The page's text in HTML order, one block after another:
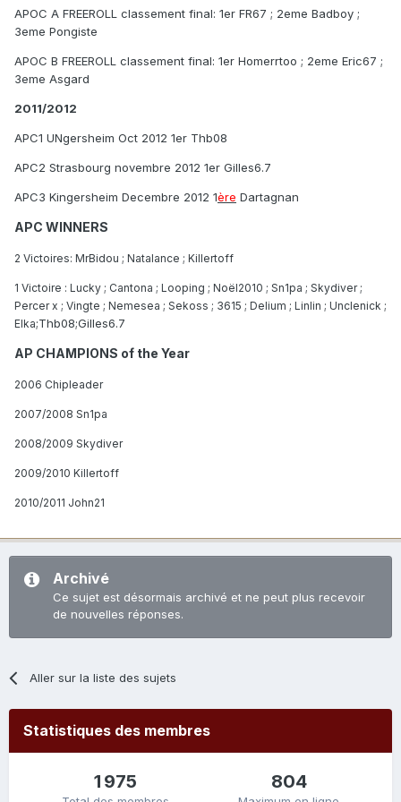
APOC A FREEROLL classement final: 1er FR67 ; 2eme Badboy ;
3eme Pongiste
APOC B FREEROLL classement final: 1er Homerrtoo ; 2eme Eric67 ;
3eme Asgard
2011/2012
APC1 UNgersheim Oct 2012 1er Thb08
APC2 Strasbourg novembre 2012 1er Gilles6.7
APC3 Kingersheim Decembre 2012 1ère Dartagnan
APC WINNERS
2 Victoires: MrBidou ; Natalance ; Killertoff
1 Victoire : Lucky ; Cantona ; Looping ; Noël2010 ; Sn1pa ; Skydiver ;
Percer x ; Vingte ; Nemesea ; Sekoss ; 3615 ; Delium ; Linlin ; Unclenick ;
Elka;Thb08;Gilles6.7
AP CHAMPIONS of the Year
2006 Chipleader
2007/2008 Sn1pa
2008/2009 Skydiver
2009/2010 Killertoff
2010/2011 John21
Archivé
Ce sujet est désormais archivé et ne peut plus recevoir
de nouvelles réponses.
Aller sur la liste des sujets
Statistiques des membres
1 975 804